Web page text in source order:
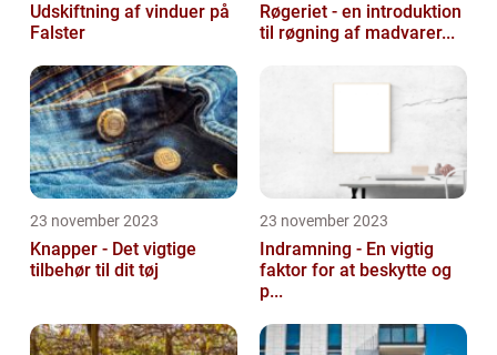
Udskiftning af vinduer på
Falster
Røgeriet - en introduktion
til røgning af madvarer...
23 november 2023
Knapper - Det vigtige
tilbehør til dit tøj
23 november 2023
Indramning - En vigtig
faktor for at beskytte og
p...